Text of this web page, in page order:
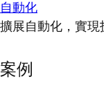
自動化
擴展自動化，實現
案例